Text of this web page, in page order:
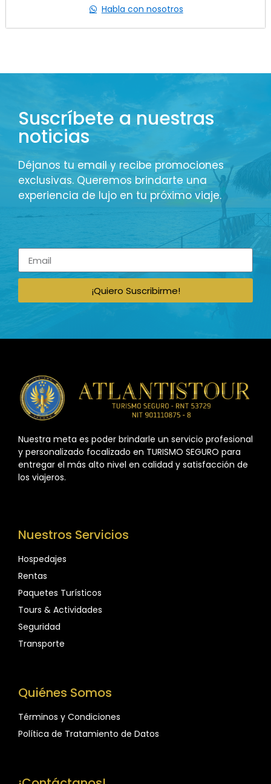
Habla con nosotros
Suscríbete a nuestras
noticias
Déjanos tu email y recibe promociones
exclusivas. Queremos brindarte una
experiencia de lujo en tu próximo viaje.
¡Quiero Suscribirme!
Nuestra meta es poder brindarle un servicio profesional
y personalizado focalizado en TURISMO SEGURO para
entregar el más alto nivel en calidad y satisfacción de
los viajeros.
Nuestros Servicios
Hospedajes
Rentas
Paquetes Turísticos
Tours & Actividades
Seguridad
Transporte
Quiénes Somos
Términos y Condiciones
Política de Tratamiento de Datos